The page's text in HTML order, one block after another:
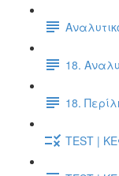
18.
18.
TEST |